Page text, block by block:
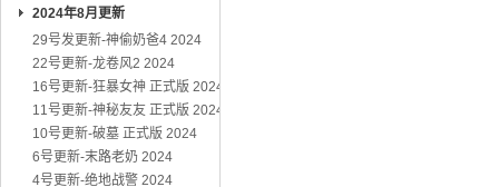
2024年8月更新
29号发更新-神偷奶爸4 2024
22号更新-龙卷风2 2024
16号更新-狂暴女神 正式版 2024
11号更新-神秘友友 正式版 2024
10号更新-破墓 正式版 2024
6号更新-末路老奶 2024
4号更新-绝地战警 2024